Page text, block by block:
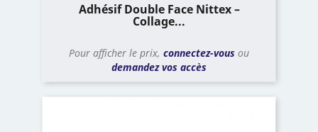
Adhésif Double Face Nittex –
Collage...
Pour afficher le prix, connectez-vous ou
demandez vos accès